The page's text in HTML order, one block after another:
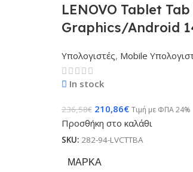
LENOVO Tablet
Graphics/Android
Υπολογιστές, Mobile
In stock
236,58€ 210,86€ Τιμή με ΦΠΑ 24%
Προσθήκη στο καλάθι
SKU: 282-94-LVCTTBA
ΜΆΡΚΑ